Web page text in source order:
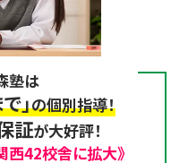
塾は
」の個別指導！
証が大好評！
西42校舎に拡大》